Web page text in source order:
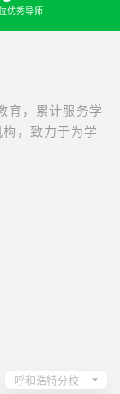
优秀导师
育，累计服务学
，致力于为学
呼和浩特分校